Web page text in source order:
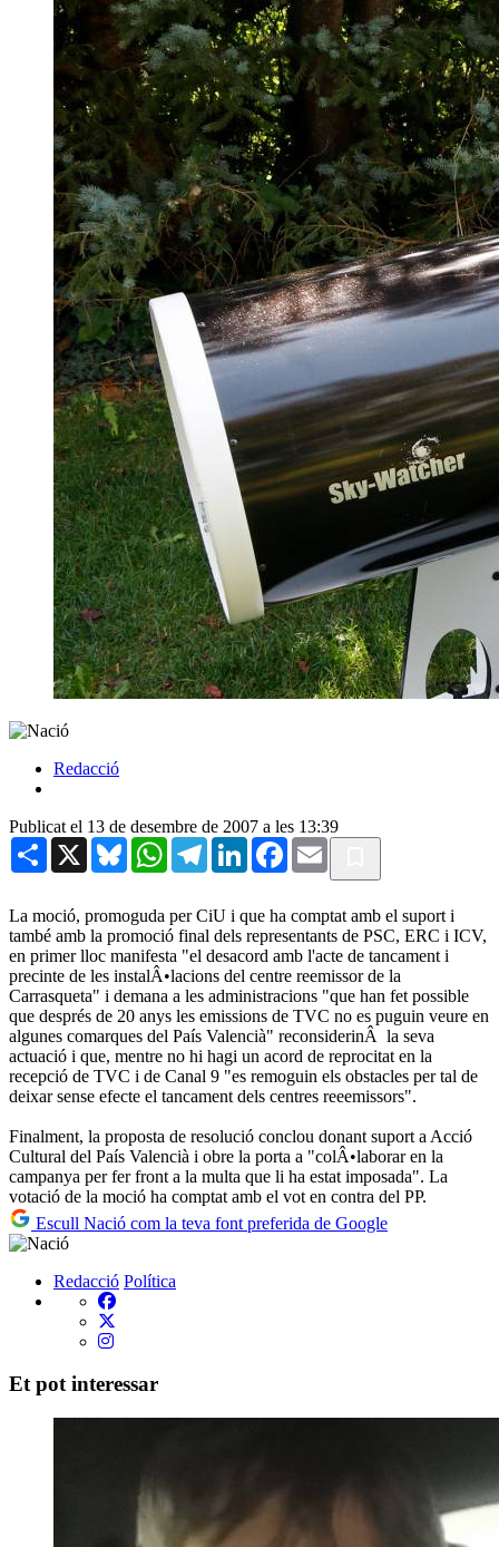
Redacció
Publicat el 13 de desembre de 2007 a les 13:39
Share X BlueskyWhatsAppTelegramLinkedInFacebook
Email
La moció, promoguda per CiU i que ha comptat amb el suport i
també amb la promoció final dels representants de PSC, ERC i ICV,
en primer lloc manifesta "el desacord amb l'acte de tancament i
precinte de les instalÂ•lacions del centre reemissor de la
Carrasqueta" i demana a les administracions "que han fet possible
que després de 20 anys les emissions de TVC no es puguin veure en
algunes comarques del País Valencià" reconsiderinÂ la seva
actuació i que, mentre no hi hagi un acord de reprocitat en la
recepció de TVC i de Canal 9 "es remoguin els obstacles per tal de
deixar sense efecte el tancament dels centres reeemissors".
Finalment, la proposta de resolució conclou donant suport a Acció
Cultural del País Valencià i obre la porta a "colÂ•laborar en la
campanya per fer front a la multa que li ha estat imposada". La
votació de la moció ha comptat amb el vot en contra del PP.
Escull Nació com la teva font preferida de Google
Redacció Política
Et pot interessar